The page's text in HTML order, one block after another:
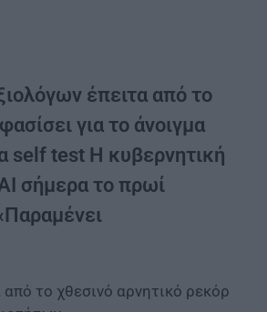
έπειτα από το
για το άνοιγμα
self test Η κυβερνητική
σήμερα το πρωί
το χθεσινό αρνητικό ρεκόρ